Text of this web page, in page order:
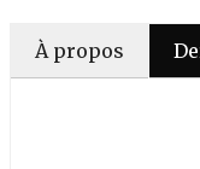
À propos